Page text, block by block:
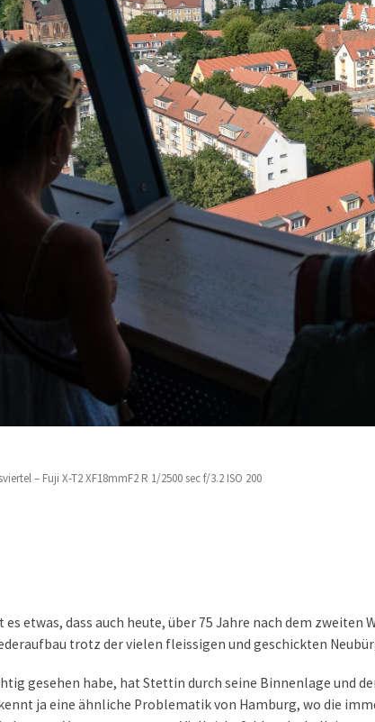
– Fuji X-T2 XF18mmF2 R 1/2500 sec f/3.2 ISO 200
es etwas, dass auch heute, über 75 Jahre nach dem
trotz der vielen fleissigen und geschickten
gesehen habe, hat Stettin durch seine Binnenlage und
ja eine ähnliche Problematik von Hamburg, wo die